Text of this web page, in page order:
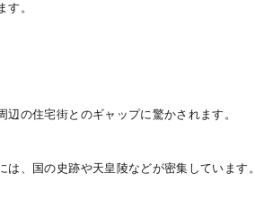
。
の住宅街とのギャップに驚かされます。
、国の史跡や天皇陵などが密集しています。